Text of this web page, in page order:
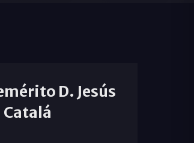
D. Jesús
Catalá